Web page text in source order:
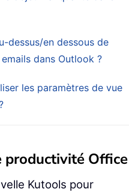
dessus/en dessous de
dans Outlook ?
les paramètres de vue
Office
Kutools pour